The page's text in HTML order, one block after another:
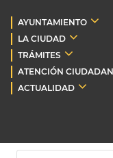
AYUNTAMIENTO
LA CIUDAD
TRÁMITES
ATENCIÓN
ACTUALIDAD